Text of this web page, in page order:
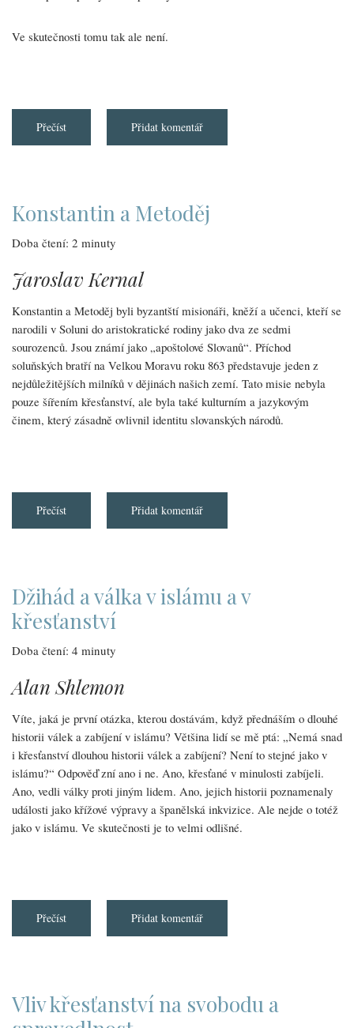
Ve skutečnosti tomu tak ale není.
Přečíst
mýtů
„Duchovní
zneužívání
je
problémem
pouze
nezávislých
církvích,
nemají
zavedený
církevní
řád“
Přidat komentář
Konstantin a Metoděj
Doba čtení: 2 minuty
Jaroslav Kernal
Konstantin a Metoděj byli byzantští misionáři, kněží a učenci, kteří se
narodili v Soluni do aristokratické rodiny jako dva ze sedmi
sourozenců. Jsou známí jako „apoštolové Slovanů“. Příchod
soluňských bratří na Velkou Moravu roku 863 představuje jeden z
nejdůležitějších milníků v dějinách našich zemí. Tato misie nebyla
pouze šířením křesťanství, ale byla také kulturním a jazykovým
činem, který zásadně ovlivnil identitu slovanských národů.
Přečíst
a
Přidat komentář
Džihád a válka v islámu a v
křesťanství
Doba čtení: 4 minuty
Alan Shlemon
Víte, jaká je první otázka, kterou dostávám, když přednáším o dlouhé
historii válek a zabíjení v islámu? Většina lidí se mě ptá: „Nemá snad
i křesťanství dlouhou historii válek a zabíjení? Není to stejné jako v
islámu?“ Odpověď zní ano i ne. Ano, křesťané v minulosti zabíjeli.
Ano, vedli války proti jiným lidem. Ano, jejich historii poznamenaly
události jako křížové výpravy a španělská inkvizice. Ale nejde o totéž
jako v islámu. Ve skutečnosti je to velmi odlišné.
Přečíst
a
v
křesťanství
Přidat komentář
Vliv křesťanství na svobodu a